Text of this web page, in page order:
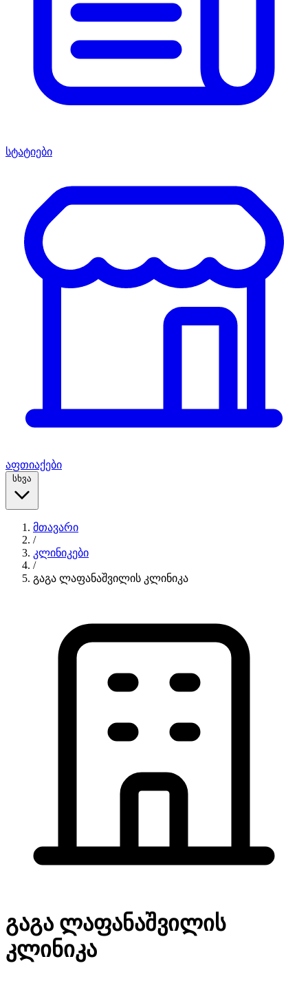
სტატიები
აფთიაქები
სხვა
მთავარი
/
კლინიკები
/
გაგა ლაფანაშვილის კლინიკა
გაგა ლაფანაშვილის
კლინიკა